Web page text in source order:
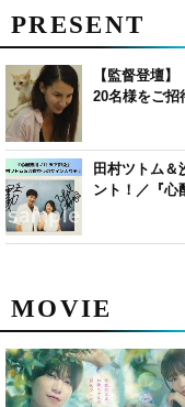
MOVIE
PRESENT
【監督登壇
20名様をご招
田村ツトム＆
ント！／『心